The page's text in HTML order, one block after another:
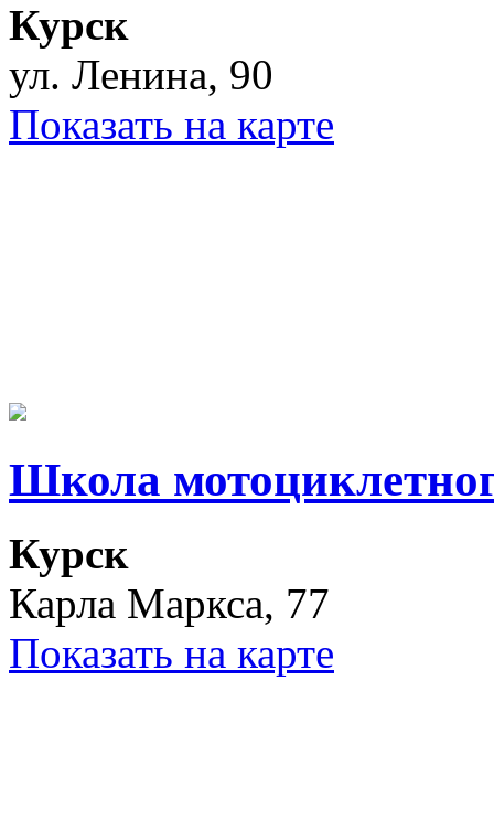
Курск
ул. Ленина, 90
Показать на карте
Школа
Курск
Карла Маркса, 77
Показать на карте